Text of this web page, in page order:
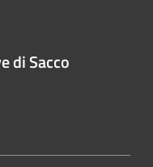
di Sacco